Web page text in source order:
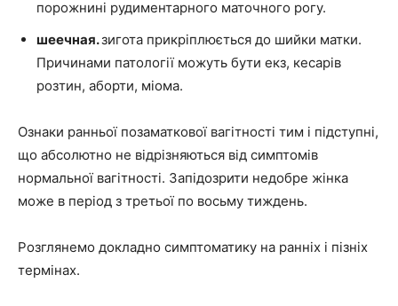
порожнині рудиментарного маточного рогу.
шеечная.зигота прикріплюється до шийки матки.
Причинами патології можуть бути екз, кесарів
розтин, аборти, міома.
Ознаки ранньої позаматкової вагітності тим і підступні,
що абсолютно не відрізняються від симптомів
нормальної вагітності. Запідозрити недобре жінка
може в період з третьої по восьму тиждень.
Розглянемо докладно симптоматику на ранніх і пізніх
термінах.